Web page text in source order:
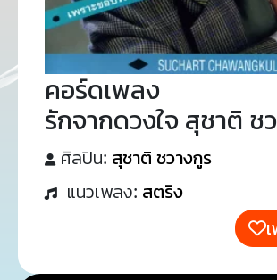
คอร์ดเพลง
รักจากดวงใจ สุชาติ ช
ศิลปิน: สุชาติ ชวางกูร
แนวเพลง: สตริง